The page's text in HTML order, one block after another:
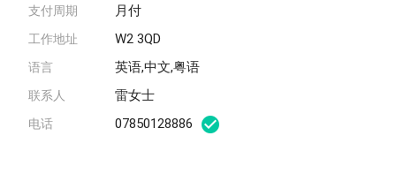
支付周期 月付
工作地址 W2 3QD
语言 英语,中文,粤语
联系人 雷女士
电话 07850128886